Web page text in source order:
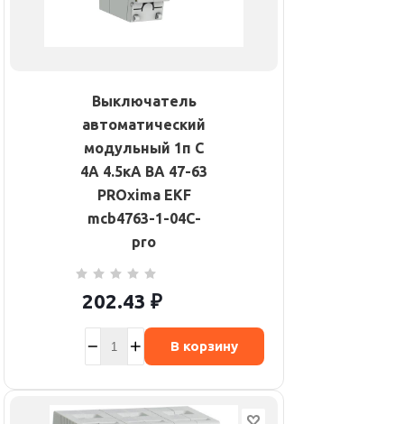
Выключатель
автоматический
модульный 1п C
4А 4.5кА ВА 47-63
PROxima EKF
mcb4763-1-04C-
pro
202.43 ₽
В корзину